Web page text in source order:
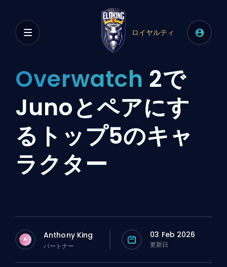
ロイヤルティ
Overwatch 2で
Junoとペアにす
るトップ5のキャ
ラクター
A Anthony King
パートナー
03 Feb 2026
更新日